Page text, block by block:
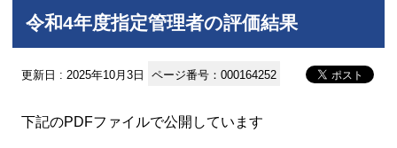
令和4年度指定管理者の評価結果
更新日 : 2025年10月3日 ページ番号：000164252
下記のPDFファイルで公開しています